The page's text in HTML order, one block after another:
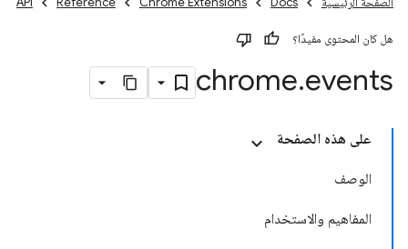
هل كان المحتوى مفيدًا؟
chrome.events
على هذه الصفحة
الوصف
المفاهيم والاستخدام